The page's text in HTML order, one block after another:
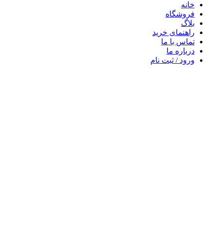
خانه
فروشگاه
بلاگ
راهنمای خرید
تماس با ما
درباره ما
ورود / ثبت نام